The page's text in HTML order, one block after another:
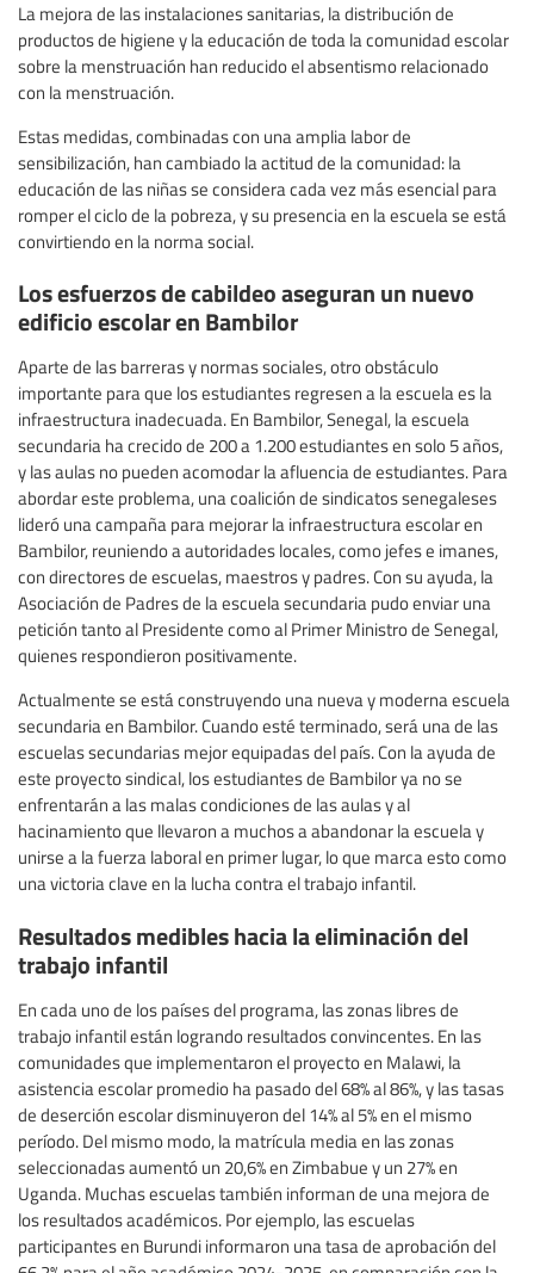
La mejora de las instalaciones sanitarias, la distribución de
productos de higiene y la educación de toda la comunidad escolar
sobre la menstruación han reducido el absentismo relacionado
con la menstruación.
Estas medidas, combinadas con una amplia labor de
sensibilización, han cambiado la actitud de la comunidad: la
educación de las niñas se considera cada vez más esencial para
romper el ciclo de la pobreza, y su presencia en la escuela se está
convirtiendo en la norma social.
Los esfuerzos de cabildeo aseguran un nuevo
edificio escolar en Bambilor
Aparte de las barreras y normas sociales, otro obstáculo
importante para que los estudiantes regresen a la escuela es la
infraestructura inadecuada. En Bambilor, Senegal, la escuela
secundaria ha crecido de 200 a 1.200 estudiantes en solo 5 años,
y las aulas no pueden acomodar la afluencia de estudiantes. Para
abordar este problema, una coalición de sindicatos senegaleses
lideró una campaña para mejorar la infraestructura escolar en
Bambilor, reuniendo a autoridades locales, como jefes e imanes,
con directores de escuelas, maestros y padres. Con su ayuda, la
Asociación de Padres de la escuela secundaria pudo enviar una
petición tanto al Presidente como al Primer Ministro de Senegal,
quienes respondieron positivamente.
Actualmente se está construyendo una nueva y moderna escuela
secundaria en Bambilor. Cuando esté terminado, será una de las
escuelas secundarias mejor equipadas del país. Con la ayuda de
este proyecto sindical, los estudiantes de Bambilor ya no se
enfrentarán a las malas condiciones de las aulas y al
hacinamiento que llevaron a muchos a abandonar la escuela y
unirse a la fuerza laboral en primer lugar, lo que marca esto como
una victoria clave en la lucha contra el trabajo infantil.
Resultados medibles hacia la eliminación del
trabajo infantil
En cada uno de los países del programa, las zonas libres de
trabajo infantil están logrando resultados convincentes. En las
comunidades que implementaron el proyecto en Malawi, la
asistencia escolar promedio ha pasado del 68% al 86%, y las tasas
de deserción escolar disminuyeron del 14% al 5% en el mismo
período. Del mismo modo, la matrícula media en las zonas
seleccionadas aumentó un 20,6% en Zimbabue y un 27% en
Uganda. Muchas escuelas también informan de una mejora de
los resultados académicos. Por ejemplo, las escuelas
participantes en Burundi informaron una tasa de aprobación del